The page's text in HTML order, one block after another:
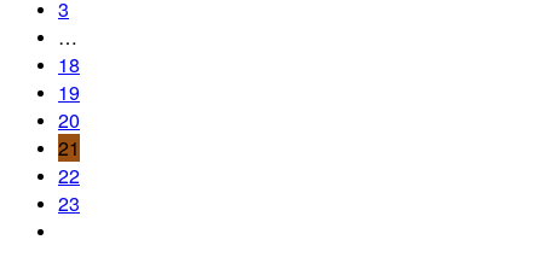
3
…
18
19
20
21
22
23